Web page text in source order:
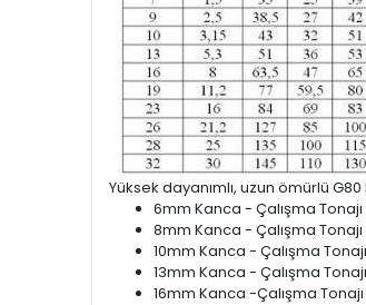
Yüksek dayanımlı, uzun ömürlü G80
6mm Kanca - Çalışma
8mm Kanca - Çalışma
10mm Kanca - Çalışma
13mm Kanca - Çalışma
16mm Kanca -Çalışma